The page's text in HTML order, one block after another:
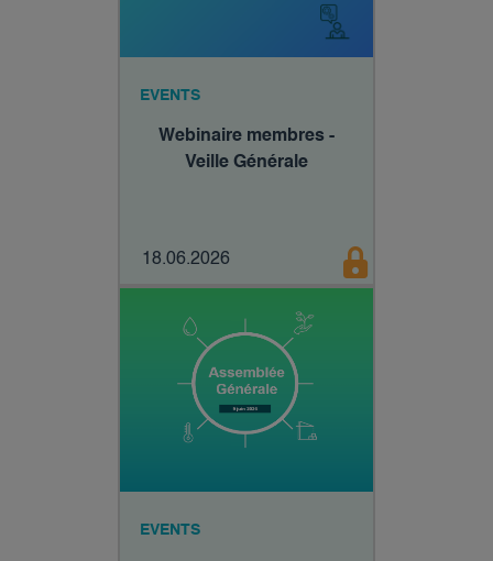
EVENTS
Webinaire membres -
Veille Générale
18.06.2026
EVENTS